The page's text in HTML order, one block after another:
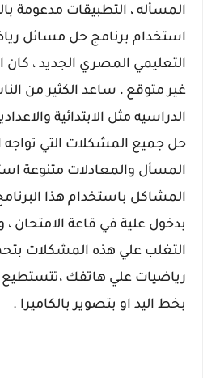
المسأله ، التطبيقات مدعومة
استخدام برنامج حل مسائل
التعليمي المصري الجديد ،
غير متوقع ، ساعد الكثير من
الدراسيه مثل الابتدائية
حل جميع المشكلات التي
المسأل والمعادلات متنوعة
المشاكل باستخدام هذا
بدخول علية في قاعة الامتحان
التغلب علي هذه المشكلات
رياضيات علي هاتفك ،تتستطيع
بخط اليد او بتصوير بالكاميرا .